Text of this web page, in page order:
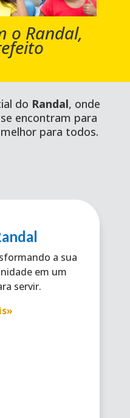
o Randal,
do Randal, onde
encontram para
para todos.
a sua
em um
servir.